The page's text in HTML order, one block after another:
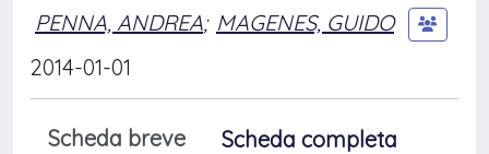
PENNA, ANDREA; MAGENES, GUIDO
2014-01-01
Scheda breve
Scheda completa